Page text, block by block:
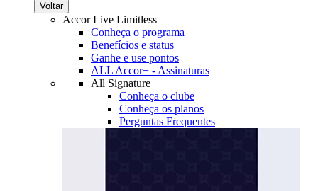
Voltar
Accor Live Limitless
Conheça o programa
Benefícios e status
Ganhe e use pontos
ALL Accor+ - Assinaturas
All Signature
Conheça o clube
Conheça os planos
Perguntas Frequentes